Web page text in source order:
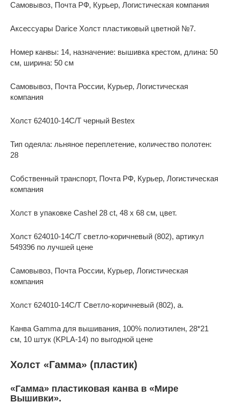
Самовывоз, Почта РФ, Курьер, Логистическая компания
Аксессуары Darice Холст пластиковый цветной №7.
Номер канвы: 14, назначение: вышивка крестом, длина: 50
см, ширина: 50 см
Самовывоз, Почта России, Курьер, Логистическая
компания
Холст 624010-14C/T черный Bestex
Тип одеяла: льняное переплетение, количество полотен:
28
Собственный транспорт, Почта РФ, Курьер, Логистическая
компания
Холст в упаковке Cashel 28 ct, 48 x 68 см, цвет.
Холст 624010-14C/T светло-коричневый (802), артикул
549396 по лучшей цене
Самовывоз, Почта России, Курьер, Логистическая
компания
Холст 624010-14C/T Светло-коричневый (802), a.
Канва Gamma для вышивания, 100% полиэтилен, 28*21
см, 10 штук (KPLA-14) по выгодной цене
Холст «Гамма» (пластик)
«Гамма» пластиковая канва в «Мире
Вышивки».